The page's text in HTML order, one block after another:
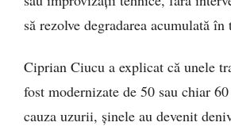
să rezolve degradarea acumulată în
Ciprian Ciucu a explicat că unele
fost modernizate de 50 sau chiar
cauza uzurii, șinele au devenit